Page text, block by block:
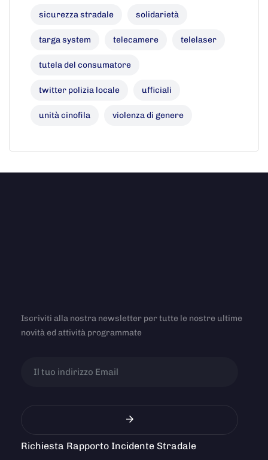
sicurezza stradale solidarietà
targa system telecamere telelaser
tutela del consumatore
twitter polizia locale ufficiali
unità cinofila violenza di genere
Iscriviti alla nostra newsletter per tutte le nostre ultime
novità ed attività programmate
Richiesta Rapporto Incidente Stradale